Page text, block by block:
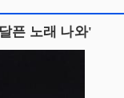
픈 노래 나와'